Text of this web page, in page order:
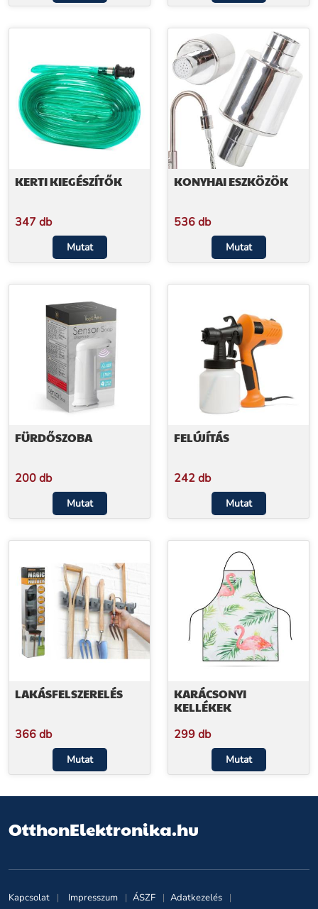
KERTI KIEGÉSZÍTŐK
347 db
Mutat
KONYHAI ESZKÖZÖK
536 db
Mutat
FÜRDŐSZOBA
200 db
Mutat
FELÚJÍTÁS
242 db
Mutat
LAKÁSFELSZERELÉS
366 db
Mutat
KARÁCSONYI
KELLÉKEK
299 db
Mutat
OtthonElektronika.hu
Kapcsolat Impresszum ÁSZF Adatkezelés